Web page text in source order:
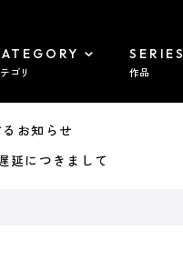
ゴリ
SERIES
作品
お知らせ
につきまして